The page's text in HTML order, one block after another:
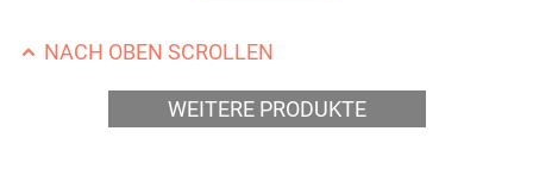
NACH OBEN SCROLLEN
WEITERE PRODUKTE